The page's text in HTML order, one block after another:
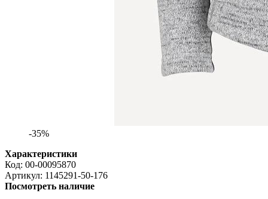
-35%
Характеристики
Код: 00-00095870
Артикул: 1145291-50-176
Посмотреть наличие